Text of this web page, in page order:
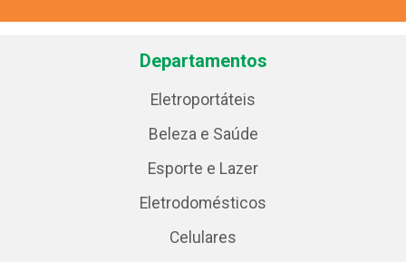
Departamentos
Eletroportáteis
Beleza e Saúde
Esporte e Lazer
Eletrodomésticos
Celulares